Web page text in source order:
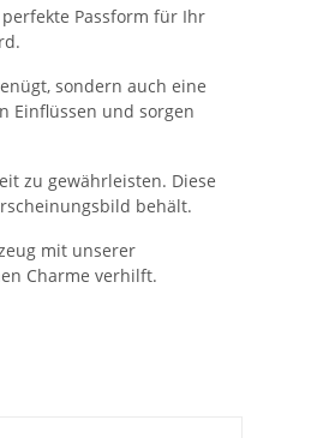
Passform für Ihr
sondern auch eine
Einflüssen und sorgen
zu gewährleisten. Diese
behält.
mit unserer
Charme verhilft.